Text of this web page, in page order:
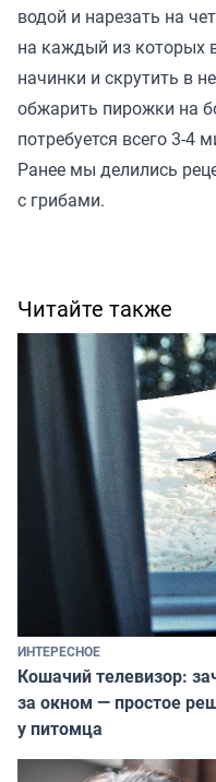
водой и нарезать на
на каждый из которых
начинки и скрутить в
обжарить пирожки на
потребуется всего 3-
Ранее мы делились
с грибами.
Читайте также
ИНТЕРЕСНОЕ
Кошачий телевизор:
за окном — простое
у питомца